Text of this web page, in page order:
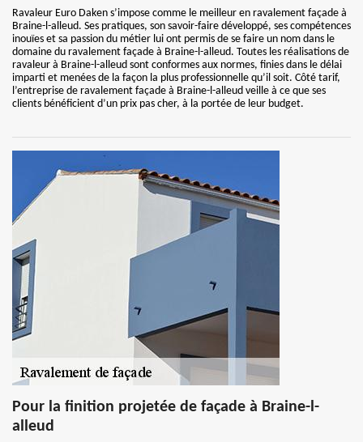
Ravaleur Euro Daken s’impose comme le meilleur en ravalement façade à
Braine-l-alleud. Ses pratiques, son savoir-faire développé, ses compétences
inouïes et sa passion du métier lui ont permis de se faire un nom dans le
domaine du ravalement façade à Braine-l-alleud. Toutes les réalisations de
ravaleur à Braine-l-alleud sont conformes aux normes, finies dans le délai
imparti et menées de la façon la plus professionnelle qu’il soit. Côté tarif,
l’entreprise de ravalement façade à Braine-l-alleud veille à ce que ses
clients bénéficient d’un prix pas cher, à la portée de leur budget.
Pour la finition projetée de façade à Braine-l-
alleud